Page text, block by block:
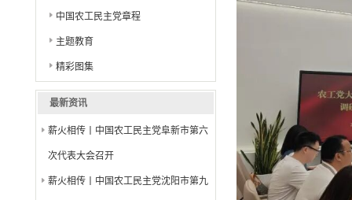
中国农工民主党章程
主题教育
精彩图集
最新资讯
薪火相传丨中国农工民主党阜新市第六
次代表大会召开
薪火相传丨中国农工民主党沈阳市第九